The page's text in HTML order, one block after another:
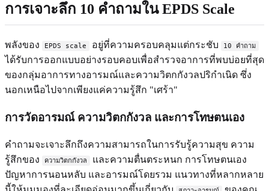
การเจาะลึก 10 คำถามใน EPDS Scale
พลังของ EPDS scale อยู่ที่ความครอบคลุมแต่กระชับ 10 คำถาม
ได้รับการออกแบบอย่างรอบคอบเพื่อสำรวจอาการที่พบบ่อยที่สุด
ของกลุ่มอาการทางอารมณ์และความวิตกกังวลปริกำเนิด ซึ่ง
นอกเหนือไปจากเพียงแค่ความรู้สึก "เศร้า"
การวัดอารมณ์ ความวิตกกังวล และการโทษตนเอง
คำถามจะเจาะลึกถึงความสามารถในการรับรู้ความสุข ความ
รู้สึกของ
ความวิตกกังวล
และความตื่นตระหนก การโทษตนเอง
ปัญหาการนอนหลับ และอารมณ์โดยรวม แนวทางที่หลากหลาย